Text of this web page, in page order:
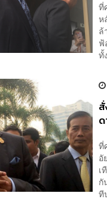
ที่
ห
ล้
ฟ้
ทั้
ที่
อั
เ
กั
ที